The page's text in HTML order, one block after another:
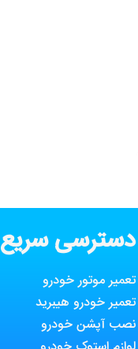
دسترسی سریع
تعمیر موتور خودرو
تعمیر خودرو هیبرید
نصب آپشن خودرو